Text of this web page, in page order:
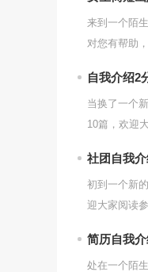
来到一个陌
对您有帮助
自我介绍2
当换了一个
10篇，欢迎
社团自我
初到一个新
迎大家阅读
简历自我
处在一个陌